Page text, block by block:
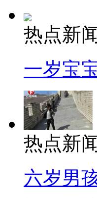
热点新
一岁宝
热点新
六岁男